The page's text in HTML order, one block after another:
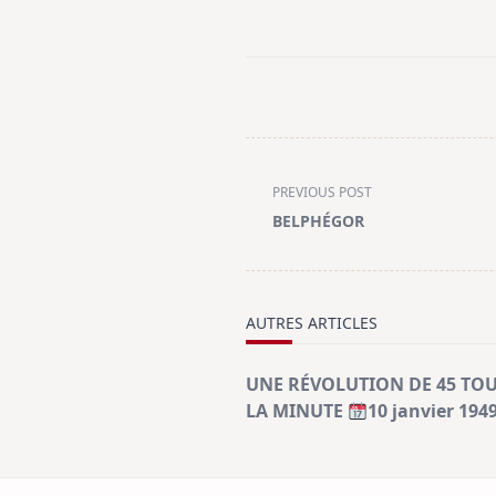
class="nav-
subtitle
PREVIOUS POST
BELPHÉGOR
AUTRES ARTICLES
UNE RÉVOLUTION DE 45
LA MINUTE
10 janvier